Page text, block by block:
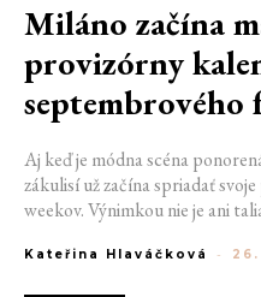
Miláno začína
provizórny
septembrového
Aj keď je módna scéna
zákulisí už začína spriadať
weekov. Výnimkou nie je ani
od 22. do 28. septembra privíta
Kateřina Hlaváčková -